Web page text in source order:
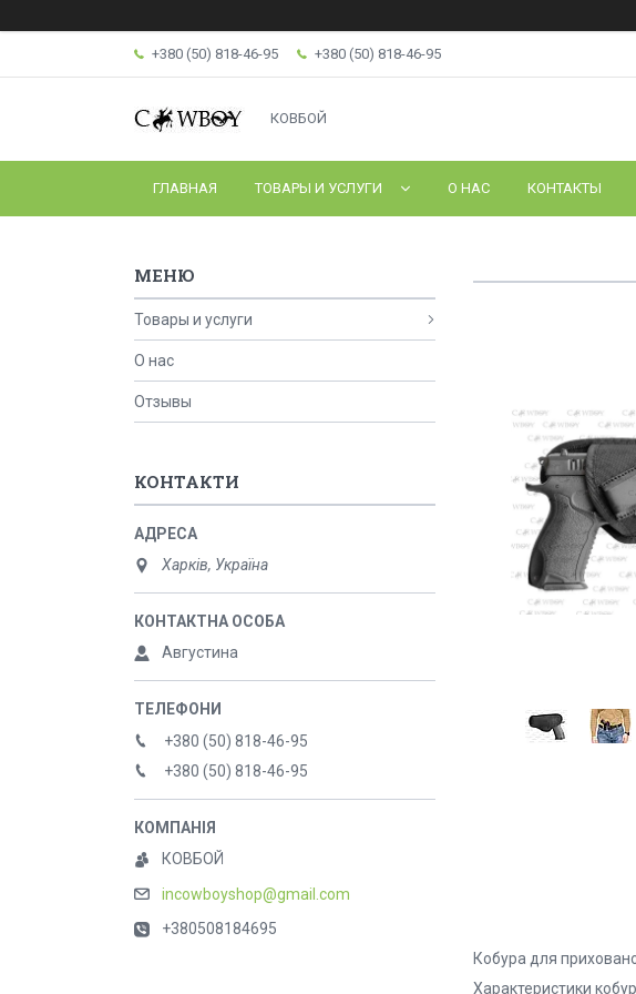
+380 (50) 818-46-95 +380 (50) 818-46-95
КОВБОЙ
ГЛАВНАЯ ТОВАРЫ И УСЛУГИ О НАС КОНТАКТЫ
Кобура для
Характеристики
Товары и услуги
О нас
Отзывы
КОНТАКТИ
Харків, Україна
Августина
+380 (50) 818-46-95
+380 (50) 818-46-95
КОВБОЙ
incowboyshop@gmail.com
+380508184695